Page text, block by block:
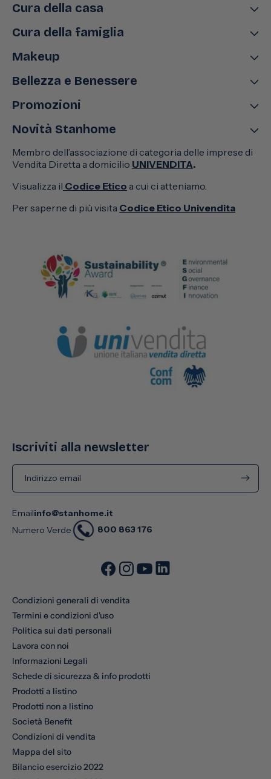
Cura della casa
Cura della famiglia
Makeup
Bellezza e Benessere
Promozioni
Novità Stanhome
Membro dell’associazione di categoria delle imprese di
Vendita Diretta a domicilio UNIVENDITA.
Visualizza il Codice Etico a cui ci atteniamo.
Per saperne di più visita Codice Etico Univendita
Iscriviti alla newsletter
Indirizzo email
Emailinfo@stanhome.it
Numero Verde
800 863 176
Condizioni generali di vendita
Termini e condizioni d'uso
Politica sui dati personali
Lavora con noi
Informazioni Legali
Schede di sicurezza & info prodotti
Prodotti a listino
Prodotti non a listino
Società Benefit
Condizioni di vendita
Mappa del sito
Bilancio esercizio 2022